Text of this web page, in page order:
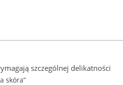
szczególnej delikatności
skóra”